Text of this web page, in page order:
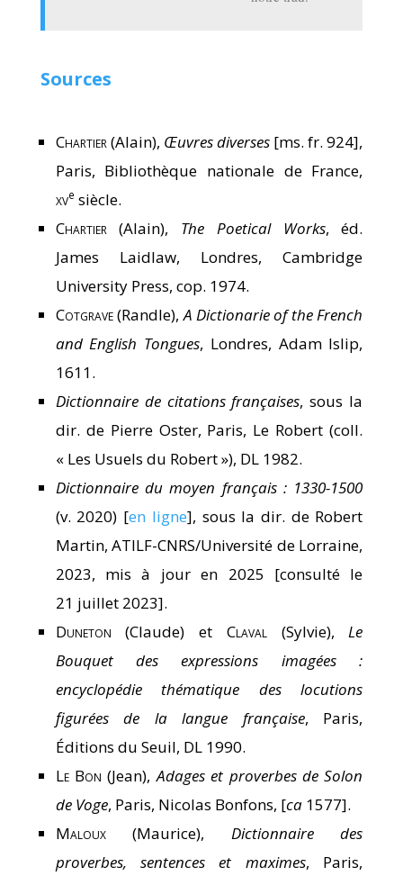
Sources
Chartier(Alain), Œuvres diverses [ms. fr. 924],
Paris, Bibliothèque nationale de France,
xve siècle.
Chartier(Alain), The Poetical Works, éd.
James Laidlaw, Londres, Cambridge
University Press, cop. 1974.
Cotgrave(Randle),A Dictionarie of the French
and English Tongues, Londres, Adam Islip,
1611.
Dictionnaire de citations françaises, sous la
dir. de Pierre Oster, Paris, Le Robert (coll.
« Les Usuels du Robert »), DL 1982.
Dictionnaire du moyen français : 1330-1500
(v. 2020) [en ligne], sous la dir. de Robert
Martin, ATILF-CNRS/Université de Lorraine,
2023, mis à jour en 2025 [consulté le
21 juillet 2023].
Duneton (Claude) et Claval(Sylvie),Le
Bouquet des expressions imagées :
encyclopédie thématique des locutions
figurées de la langue française, Paris,
Éditions du Seuil, DL 1990.
Le Bon (Jean),Adages et proverbes de Solon
de Voge, Paris, Nicolas Bonfons, [ca1577].
Maloux(Maurice), Dictionnaire des
proverbes, sentences et maximes, Paris,